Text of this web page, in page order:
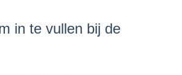
in te vullen bij de